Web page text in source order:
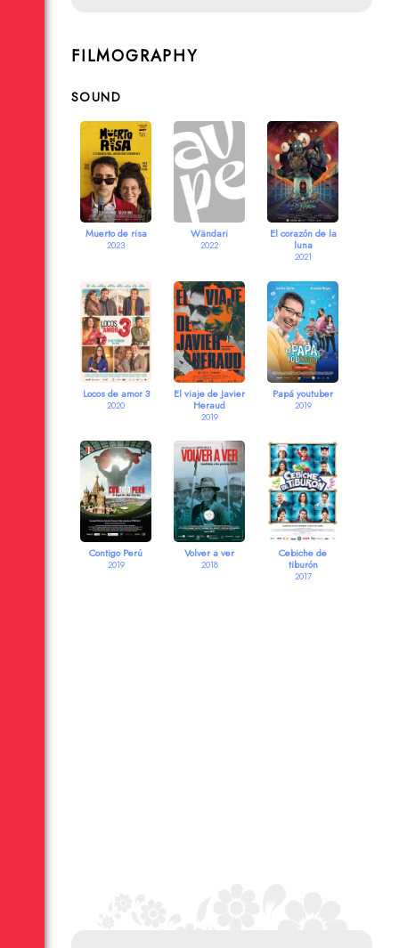
FILMOGRAPHY
SOUND
Muerto de risa
2023
Wändari
2022
El corazón de la
luna
2021
Locos de amor 3
2020
El viaje de Javier
Heraud
2019
Papá youtuber
2019
Contigo Perú
2019
Volver a ver
2018
Cebiche de
tiburón
2017